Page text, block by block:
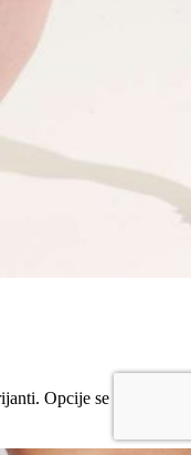
Opcije se mogu